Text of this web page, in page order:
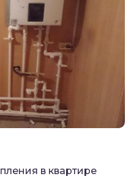
в квартире